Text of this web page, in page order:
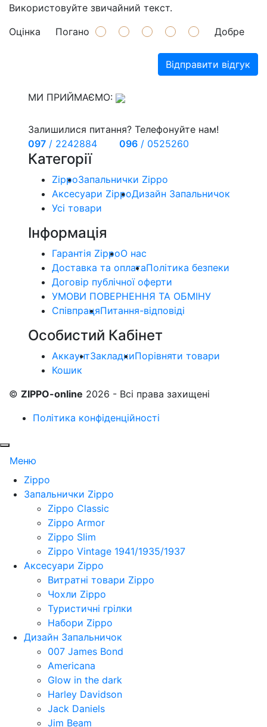
Використовуйте звичайний текст.
Оцінка Погано Добре
Відправити відгук
МИ ПРИЙМАЄМО:
Залишилися питання? Телефонуйте нам!
097 / 2242884 096 / 0525260
Категорії
ZippoЗапальнички Zippo
Аксесуари ZippoДизайн Запальничок
Усі товари
Інформація
Гарантія ZippoО нас
Доставка та оплатаПолітика безпеки
Договір публічної оферти
УМОВИ ПОВЕРНЕННЯ ТА ОБМІНУ
СпівпрацяПитання-відповіді
Особистий Кабінет
АккаунтЗакладкиПорівняти товари
Кошик
© ZIPPO-online 2026 - Всі права захищені
Політика конфіденційності
Меню
Zippo
Запальнички Zippo
Zippo Classic
Zippo Armor
Zippo Slim
Zippo Vintage 1941/1935/1937
Аксесуари Zippo
Витратні товари Zippo
Чохли Zippo
Туристичні грілки
Набори Zippo
Дизайн Запальничок
007 James Bond
Americana
Glow in the dark
Harley Davidson
Jack Daniels
Jim Beam